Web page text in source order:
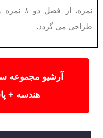
طراحی می گردد.
آرشیو مجموعه
هندسه +